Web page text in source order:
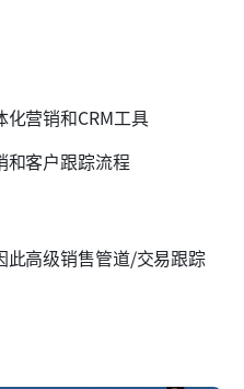
营销和CRM工具
和客户跟踪流程
此高级销售管道/交易跟踪